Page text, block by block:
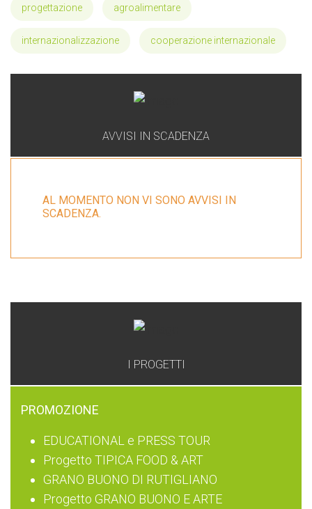
progettazione agroalimentare
internazionalizzazione cooperazione internazionale
AVVISI IN SCADENZA
AL MOMENTO NON VI SONO AVVISI IN
SCADENZA.
I PROGETTI
PROMOZIONE
EDUCATIONAL e PRESS TOUR
Progetto TIPICA FOOD & ART
GRANO BUONO DI RUTIGLIANO
Progetto GRANO BUONO E ARTE